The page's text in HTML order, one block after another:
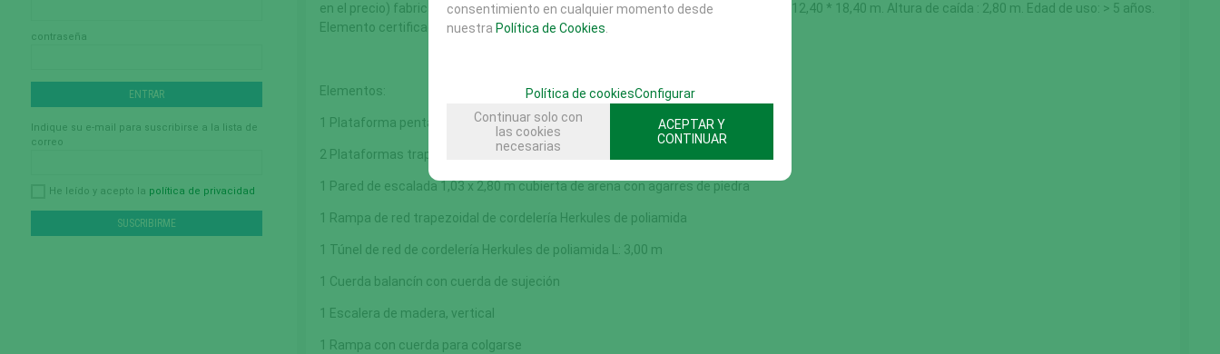
contraseña
Indique su e-mail para suscribirse a la lista de
correo
He leído y acepto la política de privacidad
en el precio) fabricado en madera de Robinia. Dimensiones del área de seguridad: 12,40 * 18,40 m. Altura de caída : 2,80 m. Edad de uso: > 5 años.
Elemento certificado conforme a EN1176.
Elementos:
1 Plataforma pentagonal con tejado a cuatro aguas AT 1,95 m
2 Plataformas trapezoidales sin tejado AT 1,45 m / 1,70 m
1 Pared de escalada 1,03 x 2,80 m cubierta de arena con agarres de piedra
1 Rampa de red trapezoidal de cordelería Herkules de poliamida
1 Túnel de red de cordelería Herkules de poliamida L: 3,00 m
1 Cuerda balancín con cuerda de sujeción
1 Escalera de madera, vertical
1 Rampa con cuerda para colgarse
consentimiento en cualquier momento desde
nuestra Política de Cookies
Política de cookiesConfigurar
Continuar solo con
las cookies
necesarias
ACEPTAR Y
CONTINUAR